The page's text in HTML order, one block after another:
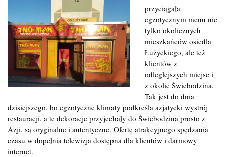
przyciągała
egzotycznym menu nie
tylko okolicznych
mieszkańców osiedla
Łużyckiego, ale też
klientów z
odleglejszych miejsc i
z okolic Świebodzina.
Tak jest do dnia
dzisiejszego, bo egzotyczne klimaty podkreśla azjatycki wystrój
restauracji, a te dekoracje przyjechały do Świebodzina prosto z
Azji, są oryginalne i autentyczne. Ofertę atrakcyjnego spędzania
czasu w dopełnia telewizja dostępna dla klientów i darmowy
internet.